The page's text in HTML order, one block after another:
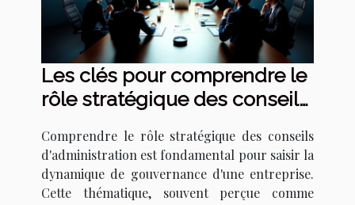
Les clés pour comprendre le
rôle stratégique des conseils
Comprendre le rôle stratégique des conseils
d'administration est fondamental pour saisir la
dynamique de gouvernance d'une entreprise.
Cette thématique, souvent perçue comme